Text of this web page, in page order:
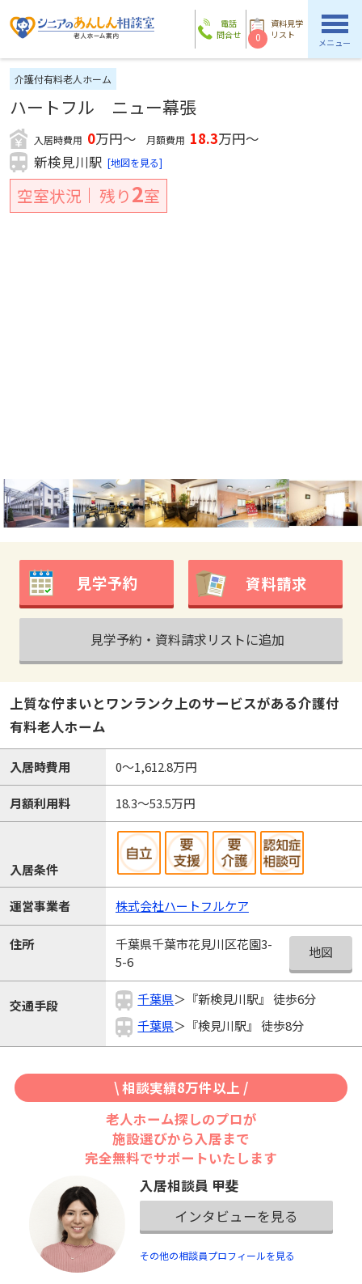
電話
問合せ
資料見学
リスト
0 メニュー
介護付有料老人ホーム
ハートフル ニュー幕張
入居時費用 0万円～ 月額費用 18.3万円～
新検見川駅 [地図を見る]
空室状況 残り2室
見学予約 資料請求
見学予約・資料請求リストに追加
上質な佇まいとワンランク上のサービスがある介護付
有料老人ホーム
入居時費用 0～1,612.8万円
月額利用料 18.3～53.5万円
入居条件
運営事業者 株式会社ハートフルケア
住所
千葉県千葉市花見川区花園3-
5-6
地図
交通手段 千葉県＞『新検見川駅』 徒歩6分
千葉県＞『検見川駅』 徒歩8分
\ 相談実績8万件以上 /
老人ホーム探しのプロが
施設選びから入居まで
完全無料でサポートいたします
入居相談員 甲斐
インタビューを見る
その他の相談員プロフィールを見る